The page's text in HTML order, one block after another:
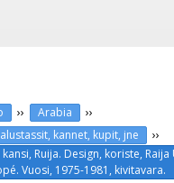
›› Arabia ››
kannet, kupit, jne ››
Ruija. Design, koriste, Raija
Vuosi, 1975-1981, kivitavara.